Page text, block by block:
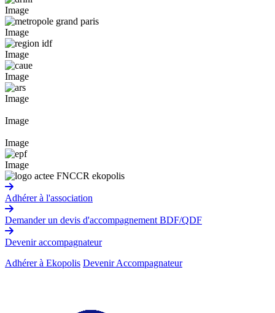
Image
Image
Image
Image
Image
Image
Image
Image
Adhérer à l'association
Demander un devis d'accompagnement BDF/QDF
Devenir accompagnateur
Adhérer à Ekopolis Devenir Accompagnateur